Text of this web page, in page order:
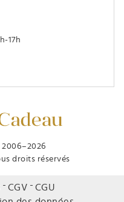
droits réservés
17h
CGV
CGU